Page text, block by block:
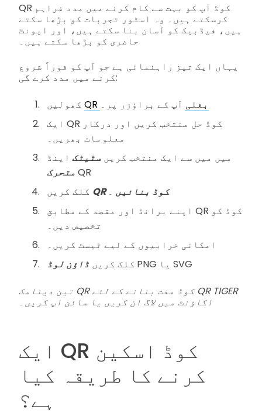
QR کوڈ آپ کو بہت سے کام کرنے میں مدد فراہم
کرسکتے ہیں۔ وہ اسٹور تجربات کو بڑھا سکتے
ہیں، فیڈبیک کو آسان بنا سکتے ہیں، اور ایونٹ
حاضری کو بڑھا سکتے ہیں۔
یہاں ایک تیز راہنمائی ہے جو آپ کو فوراً شروع
کرنے میں مدد کرے گی:
QR بغلی آپ کے براؤزر پر۔
ایک QR کوڈ حل منتخب کریں اور درکار
معلومات بھریں۔
میں میں سے ایک منتخب کریں سٹیٹک اینڈ
QR
QR کوڈ بنائیں ۔
اپنے برانڈ اور مقصد کے مطابق QR کوڈ کو
تخصیص دیں۔
امکانی خرابیوں کے لیے ٹیسٹ کریں۔
کلک کریں
PNG یا SVG
تین دینامک QR کوڈ مفت بنانے کے لئے QR TIGER
اکاؤنٹ میں لاگ ان کریں یا سائن اپ کریں۔
ایک QR کوڈ اسکین
کرنے کا طریقہ کیا
ہے؟